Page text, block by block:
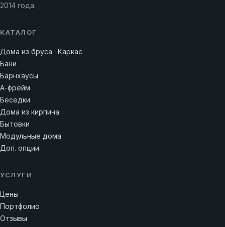
2014 года.
КАТАЛОГ
Дома из бруса · Каркас
Бани
Барнхаусы
А-фрейм
Беседки
Дома из кирпича
Бытовки
Модульные дома
Доп. опции
УСЛУГИ
Цены
Портфолио
Отзывы